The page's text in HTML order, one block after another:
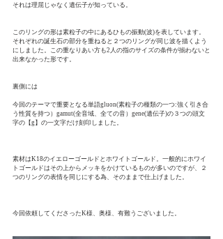
それは理屈じゃなく遺伝子が知っている。
このリングの形は素粒子の中にあるひもの振動(波)を表しています。
それぞれの誕生石の部分を重ねると２つのリングが同じ波を描くよう
にしました。この重なりあい方も2人の指のサイズの条件が揃わないと
出来なかった形です。
裏側には
今回のテーマで重要となる単語gluon(素粒子の種類の一つ:強く引き合
う性質を持つ）gamut(全音域、全ての音）gene(遺伝子)の３つの頭文
字の【g】の一文字だけ刻印しました。
素材はK18のイエローゴールドとホワイトゴールド。一般的にホワイ
トゴールドはその上からメッキをかけているものが多いのですが、２
つのリングの表情を同じにする為、そのままで仕上げました。
今回依頼してくださったK様、奥様、有難うございました。